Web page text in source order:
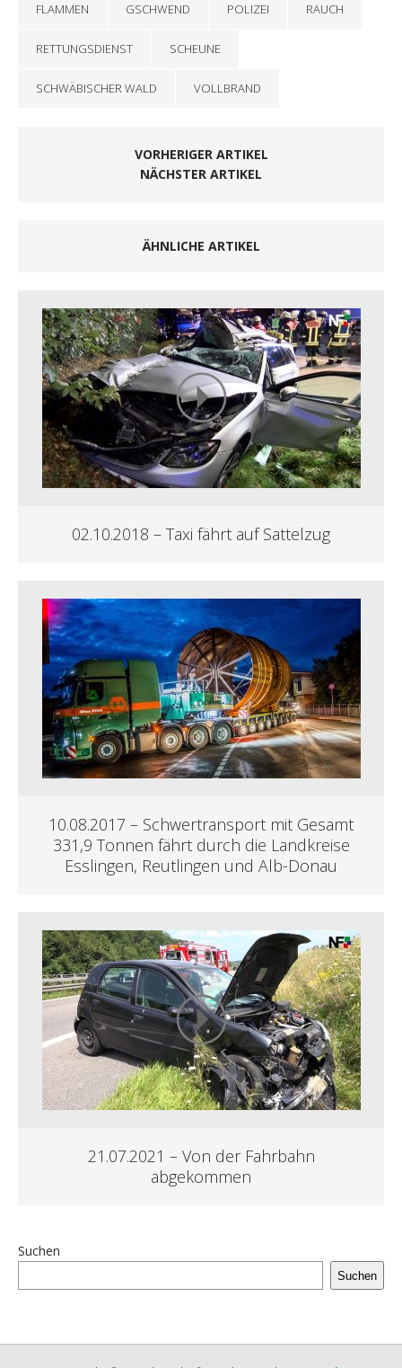
FLAMMEN GSCHWEND POLIZEI RAUCH
RETTUNGSDIENST SCHEUNE
SCHWÄBISCHER WALD VOLLBRAND
VORHERIGER ARTIKEL
NÄCHSTER ARTIKEL
ÄHNLICHE ARTIKEL
02.10.2018 – Taxi fährt auf Sattelzug
10.08.2017 – Schwertransport mit Gesamt
331,9 Tonnen fährt durch die Landkreise
Esslingen, Reutlingen und Alb-Donau
21.07.2021 – Von der Fahrbahn
abgekommen
Suchen
Suchen